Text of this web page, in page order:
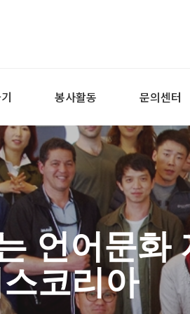
봉사활동 문의센터
언어문화
코리아